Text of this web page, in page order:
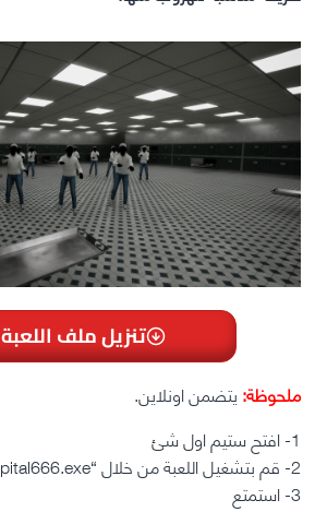
تنزيل ملف اللعبة
ملحوظة:يتضمن اونلاين.
1- افتح ستيم اول شئ
2- قم بتشغيل اللعبة من خلال “Hospital666.exe”
3- استمتع